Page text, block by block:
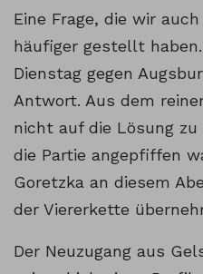
Eine Frage, die wir
häufiger gestellt
Dienstag gegen
Antwort. Aus dem
nicht auf die Lösung
die Partie angepfiffen
Goretzka an diesem
der Viererkette
Der Neuzugang aus